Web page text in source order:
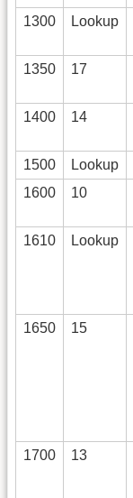
1300 Lookup
1350 17
1400 14
1500 Lookup
1600
10
1610 Lookup
1650 15
1700 13